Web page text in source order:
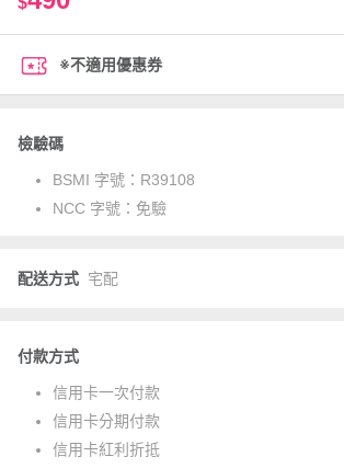
※不適用優惠券
檢驗碼
BSMI 字號： R39108
NCC 字號： 免驗
配送方式 宅配
付款方式
信用卡一次付款
信用卡分期付款
信用卡紅利折抵